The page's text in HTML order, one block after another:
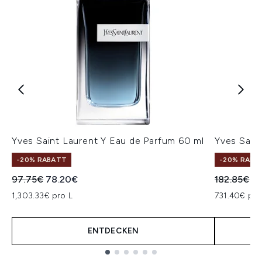
Yves Saint Laurent Y Eau de Parfum 60 ml
-20% RABATT
Unverbindliche Preisempfehlung:
97.75€ Aktueller Preis:
78.20€
1,303.33€ pro L
ENTDECKEN
Yves
-20%
182.85€
731.40€